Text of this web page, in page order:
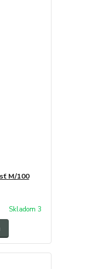
M/100
Skladom 3